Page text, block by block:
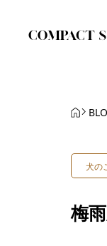
犬の
梅